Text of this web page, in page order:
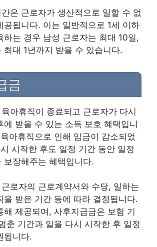
은 근로자가 생산적으로 일할 수 없
공됩니다. 이는 일반적으로 1세 이하
하는 경우 남성 근로자는 최대 10일,
최대 1년까지 받을 수 있습니다.
금
아휴직이 종료되고 근로자가 다시
에 받을 수 있는 소득 보호 혜택입니
아휴직으로 인해 임금이 감소되었
시작한 후도 일정 기간 동안 일정
보장해주는 혜택입니다.
로자의 근로계약서와 수당, 일하는
을 받은 기간 등에 따라 결정됩니다.
해 제공되며, 사후지급금은 보험 기
춘 기간과 일을 다시 시작한 후 일정
됩니다.